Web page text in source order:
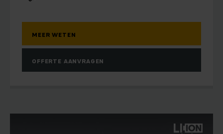
MEER WETEN
OFFERTE AANVRAGEN